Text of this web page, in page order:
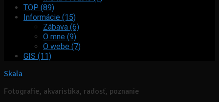
TOP (89)
Informácie (15)
Zábava (6)
O mne (9)
O webe (7)
GIS (11)
Skala
Fotografie, akvaristika, radosť, poznanie